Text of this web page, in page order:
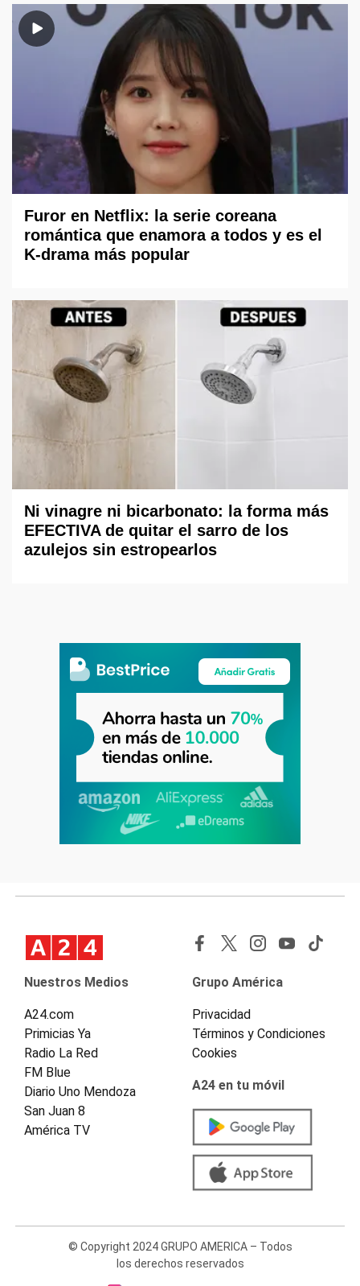
Furor en Netflix: la serie coreana
romántica que enamora a todos y es el
K-drama más popular
Ni vinagre ni bicarbonato: la forma más
EFECTIVA de quitar el sarro de los
azulejos sin estropearlos
Nuestros Medios
A24.com
Primicias Ya
Radio La Red
FM Blue
Diario Uno Mendoza
San Juan 8
América TV
Grupo América
Privacidad
Términos y Condiciones
Cookies
A24 en tu móvil
© Copyright 2024 GRUPO AMERICA – Todos
los derechos reservados